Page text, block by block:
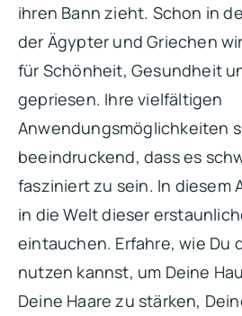
ihren Bann zieht. Schon in
der Ägypter und Griechen
für Schönheit, Gesundheit
gepriesen. Ihre vielfältigen
Anwendungsmöglichkeiten
beeindruckend, dass es
fasziniert zu sein. In diesem
in die Welt dieser
eintauchen. Erfahre, wie Du
nutzen kannst, um Deine
Deine Haare zu stärken,